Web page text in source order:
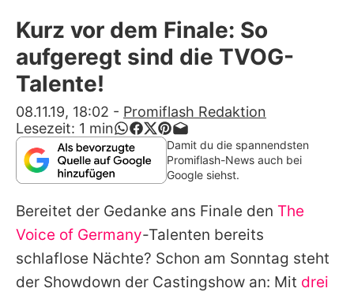
Alle Themen auf Promiflash
App runterladen
Team
Redaktionelle Richtlinien
Impressum
Datenschutzerklärung
Nutzungsbedingungen
Kurz vor dem Finale: So
aufgeregt sind die TVOG-
Talente!
08.11.19, 18:02 - Promiflash Redaktion
Lesezeit: 1 min
Damit du die spannendsten
Promiflash-News auch bei
Google siehst.
Bereitet der Gedanke ans Finale den The
Voice of Germany-Talenten bereits
schlaflose Nächte? Schon am Sonntag steht
der Showdown der Castingshow an: Mit drei